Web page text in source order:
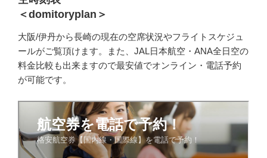
＜domitoryplan＞
大阪/伊丹から長崎の現在の空席状況やフライトスケジュ
ールがご覧頂けます。また、JAL日本航空・ANA全日空の
料金比較も出来ますので最安値でオンライン・電話予約
が可能です。